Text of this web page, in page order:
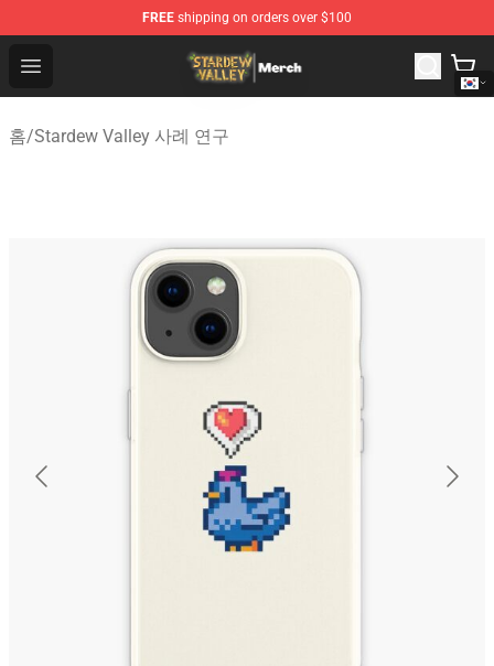
FREE shipping on orders over $100
Open menu
Stardew Valley Store - Official Stardew Valley
홈/Stardew Valley 사례 연구